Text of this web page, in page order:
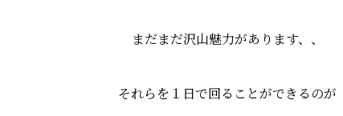
まだまだ沢山魅力があります、、
それらを１日で回ることができるのが